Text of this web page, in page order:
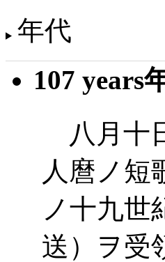
年代
107 years
八月十
人麿ノ
ノ十九世
送）ヲ